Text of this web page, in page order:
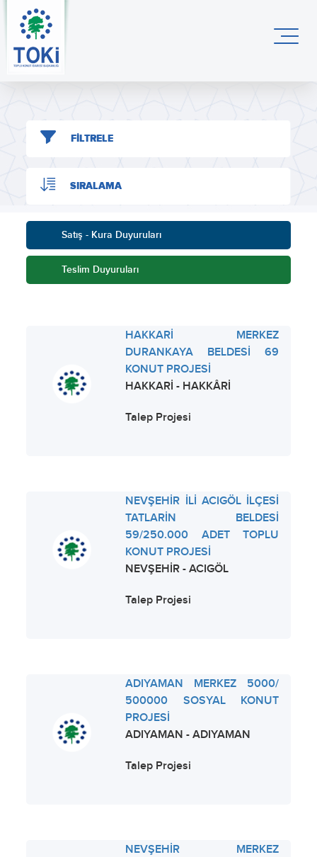
FİLTRELE
SIRALAMA
Satış - Kura Duyuruları
Teslim Duyuruları
HAKKARİ MERKEZ
DURANKAYA BELDESİ 69
KONUT PROJESİ
HAKKARİ - HAKKÂRİ
Talep Projesi
NEVŞEHİR İLİ ACIGÖL İLÇESİ
TATLARİN BELDESİ
59/250.000 ADET TOPLU
KONUT PROJESİ
NEVŞEHİR - ACIGÖL
Talep Projesi
ADIYAMAN MERKEZ 5000/
500000 SOSYAL KONUT
PROJESİ
ADIYAMAN - ADIYAMAN
Talep Projesi
NEVŞEHİR MERKEZ